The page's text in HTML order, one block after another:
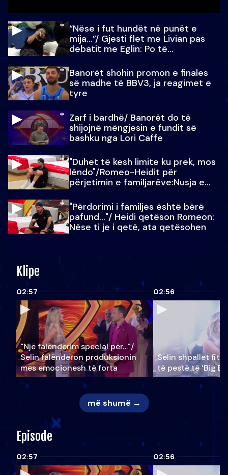
“Nëse i fut hundët në punët e
mija…”/ Gjesti flet me Livian pas
debatit me Eglin: Po të
Banorët shohin promon e finales
së madhe të BBV3, ja reagimet e
tyre
Zarf i bardhë/ Banorët do të
shijojnë mëngjesin e fundit së
bashku nga Lori Caffe
"Duhet të kesh limite ku prek, mos
lëndo"/Romeo-Heidit për
përjetimin e familjarëve:Nusja e
"Përdorimi i familjes është bërë
pafund…"/ Heidi qetëson Romeon:
Nëse ti je i qetë, ata qetësohen
Klipe
02:57
"Një falenderim special për…"/
Selin falënderon produksionin
mes emocionesh të forta
02:56
Selin shpallet
të pestë të ‘Big
më shumë →
Episode
02:57 02:56